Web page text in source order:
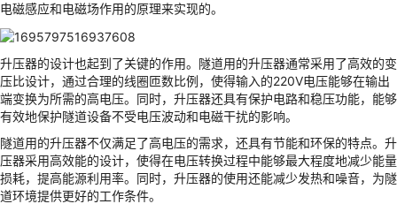
电磁感应和电磁场作用的原理来实现的。
升压器的设计也起到了关键的作用。隧道用的升压器通常采用了高效的变
压比设计，通过合理的线圈匝数比例，使得输入的220V电压能够在输出
端变换为所需的高电压。同时，升压器还具有保护电路和稳压功能，能够
有效地保护隧道设备不受电压波动和电磁干扰的影响。
隧道用的升压器不仅满足了高电压的需求，还具有节能和环保的特点。升
压器采用高效能的设计，使得在电压转换过程中能够最大程度地减少能量
损耗，提高能源利用率。同时，升压器的使用还能减少发热和噪音，为隧
道环境提供更好的工作条件。